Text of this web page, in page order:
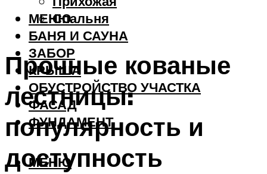
Спальня
БАНЯ И САУНА
ЗАБОР
КРЫША
ОБУСТРОЙСТВО УЧАСТКА
ФАСАД
ФУНДАМЕНТ
МЕНЮ
МЕНЮ
Прочные кованые
лестницы:
популярность и
доступность